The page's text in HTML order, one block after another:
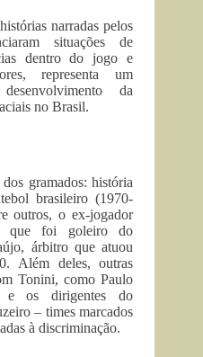
narradas pelos
situações de
dentro do jogo e
representa um
da
no Brasil.
gramados: história
brasileiro (1970-
outros, o ex-jogador
que foi goleiro do
árbitro que atuou
Além deles, outras
Tonini, como Paulo
e os dirigentes do
– times marcados
à discriminação.